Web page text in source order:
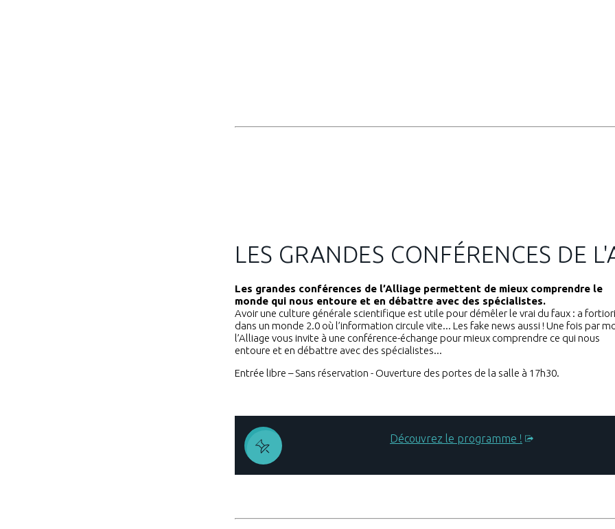
LES GRANDES CONFÉRENCES DE
Les grandes conférences de l’Alliage permettent de mieux comprendre le
monde qui nous entoure et en débattre avec des spécialistes.
Avoir une culture générale scientifique est utile pour démêler le vrai du faux : a fortiori
dans un monde 2.0 où l’information circule vite... Les fake news aussi ! Une fois par
l’Alliage vous invite à une conférence-échange pour mieux comprendre ce qui nous
entoure et en débattre avec des spécialistes...
Entrée libre – Sans réservation - Ouverture des portes de la salle à 17h30.
Découvrez le programme !